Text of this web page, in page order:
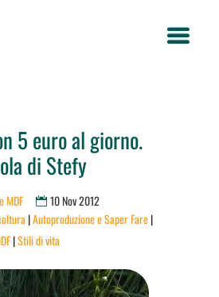
5 euro al giorno.
di Stefy
MDF 10 Nov 2012
|Autoproduzione e Saper Fare|
|Stili di vita